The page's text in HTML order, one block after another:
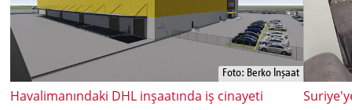
Foto: Berko İnşaat
Havalimanındaki DHL inşaatında iş cinayeti